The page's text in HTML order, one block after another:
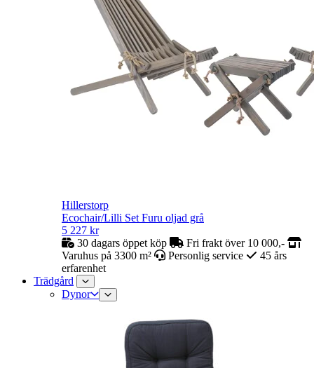
Hillerstorp
Ecochair/Lilli Set Furu oljad grå
5 227 kr
30 dagars öppet köp
Fri frakt över 10 000,-
Varuhus på 3300 m²
Personlig service
45 års
erfarenhet
Trädgård
Dynor